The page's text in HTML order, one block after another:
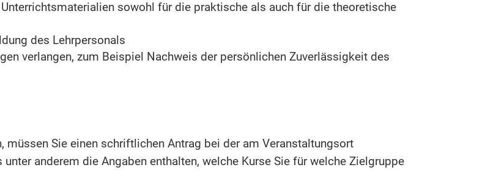
sowohl für die praktische als auch für die theoretische
des Lehrpersonals
verlangen, zum Beispiel Nachweis der persönlichen Zuverlässigkeit des
müssen Sie einen schriftlichen Antrag bei der am Veranstaltungsort
anderem die Angaben enthalten, welche Kurse Sie für welche Zielgruppe